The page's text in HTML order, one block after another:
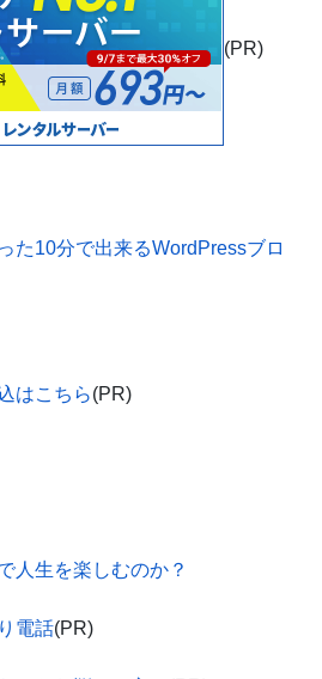
(PR)
た10分で出来るWordPressブロ
はこちら(PR)
人生を楽しむのか？
電話(PR)